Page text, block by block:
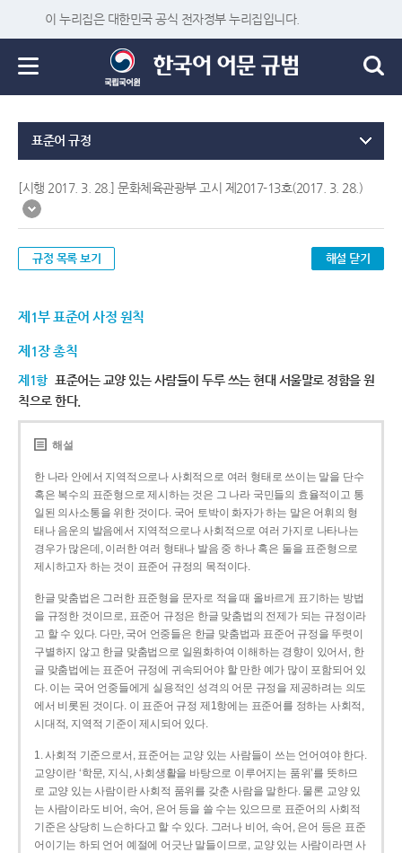
이 누리집은 대한민국 공식 전자정부 누리집입니다.
표준어 규정
[시행 2017. 3. 28.] 문화체육관광부 고시 제2017-13호(2017. 3. 28.)
규정 목록 보기 해설 닫기
제1부 표준어 사정 원칙
제1장 총칙
제1항 표준어는 교양 있는 사람들이 두루 쓰는 현대 서울말로 정함을 원
칙으로 한다.
해설
한 나라 안에서 지역적으로나 사회적으로 여러 형태로 쓰이는 말을 단수
혹은 복수의 표준형으로 제시하는 것은 그 나라 국민들의 효율적이고 통
일된 의사소통을 위한 것이다. 국어 토박이 화자가 하는 말은 어휘의 형
태나 음운의 발음에서 지역적으로나 사회적으로 여러 가지로 나타나는
경우가 많은데, 이러한 여러 형태나 발음 중 하나 혹은 둘을 표준형으로
제시하고자 하는 것이 표준어 규정의 목적이다.
한글 맞춤법은 그러한 표준형을 문자로 적을 때 올바르게 표기하는 방법
을 규정한 것이므로, 표준어 규정은 한글 맞춤법의 전제가 되는 규정이라
고 할 수 있다. 다만, 국어 언중들은 한글 맞춤법과 표준어 규정을 뚜렷이
구별하지 않고 한글 맞춤법으로 일원화하여 이해하는 경향이 있어서, 한
글 맞춤법에는 표준어 규정에 귀속되어야 할 만한 예가 많이 포함되어 있
다. 이는 국어 언중들에게 실용적인 성격의 어문 규정을 제공하려는 의도
에서 비롯된 것이다. 이 표준어 규정 제1항에는 표준어를 정하는 사회적,
시대적, 지역적 기준이 제시되어 있다.
1. 사회적 기준으로서, 표준어는 교양 있는 사람들이 쓰는 언어여야 한다.
교양이란 ‘학문, 지식, 사회생활을 바탕으로 이루어지는 품위’를 뜻하므
로 교양 있는 사람이란 사회적 품위를 갖춘 사람을 말한다. 물론 교양 있
는 사람이라도 비어, 속어, 은어 등을 쓸 수는 있으므로 표준어의 사회적
기준은 상당히 느슨하다고 할 수 있다. 그러나 비어, 속어, 은어 등은 표준
어이기는 하되 언어 예절에 어긋난 말들이므로, 교양 있는 사람이라면 사